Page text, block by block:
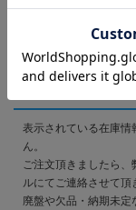
ご注文の前に
表示されている在庫情
ん。
ご注文頂きましたら
ルにてご連絡させて頂
廃盤や欠品・納期未